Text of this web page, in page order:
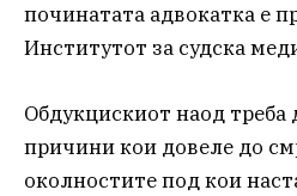
починатата адвокатка е
Институтот за судска
Обдукцискиот наод треба
причини кои довеле до
околностите под кои